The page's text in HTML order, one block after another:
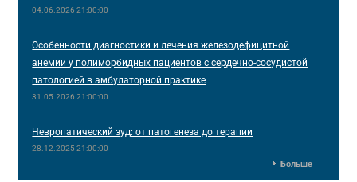
04.06.2026 21:00:00
Особенности диагностики и лечения железодефицитной
анемии у полиморбидных пациентов с сердечно-сосудистой
патологией в амбулаторной практике
31.05.2026 21:00:00
Невропатический зуд: от патогенеза до терапии
28.12.2025 21:00:00
Больше